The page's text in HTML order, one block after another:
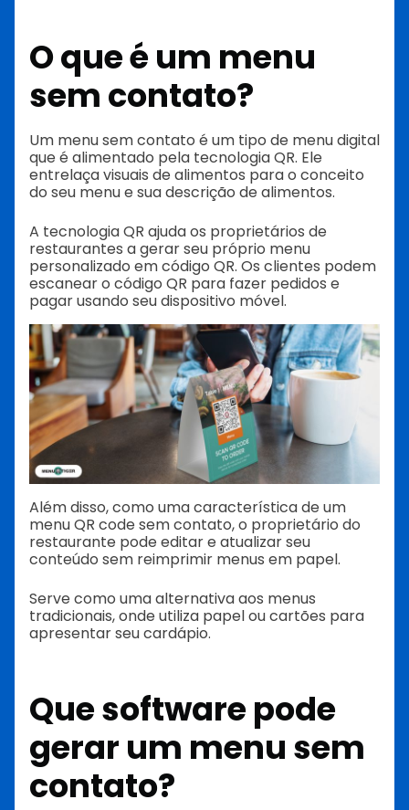
O que é um menu
sem contato?
Um menu sem contato é um tipo de menu digital
que é alimentado pela tecnologia QR. Ele
entrelaça visuais de alimentos para o conceito
do seu menu e sua descrição de alimentos.
A tecnologia QR ajuda os proprietários de
restaurantes a gerar seu próprio menu
personalizado em código QR. Os clientes podem
escanear o código QR para fazer pedidos e
pagar usando seu dispositivo móvel.
Além disso, como uma característica de um
menu QR code sem contato, o proprietário do
restaurante pode editar e atualizar seu
conteúdo sem reimprimir menus em papel.
Serve como uma alternativa aos menus
tradicionais, onde utiliza papel ou cartões para
apresentar seu cardápio.
Que software pode
gerar um menu sem
contato?